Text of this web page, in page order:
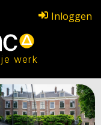
Inloggen
werk